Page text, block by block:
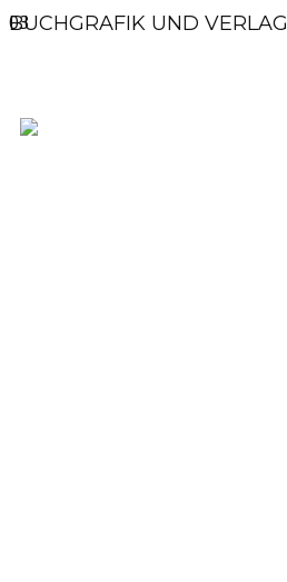
03
BUCHGRAFIK UND VERLAG